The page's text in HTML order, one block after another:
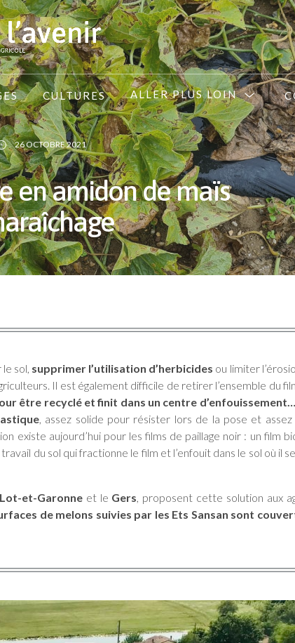
CULTURES ALLER PLUS LOIN
26 OCTOBRE 2021
en amidon de maïs
sol, supprimer l’utilisation d’herbicides ou limiter
Il est également difficile de retirer l’ensemble du
être recyclé et finit dans un centre d’enfouissement…
, assez solide pour résister lors de la pose et
existe aujourd’hui pour les films de paillage noir : un film
du sol qui fractionne le film et l’enfouit dans le sol où il
Lot-et-Garonneet le Gers, proposent cette solution aux
de melons suivies par les Ets Sansan sont